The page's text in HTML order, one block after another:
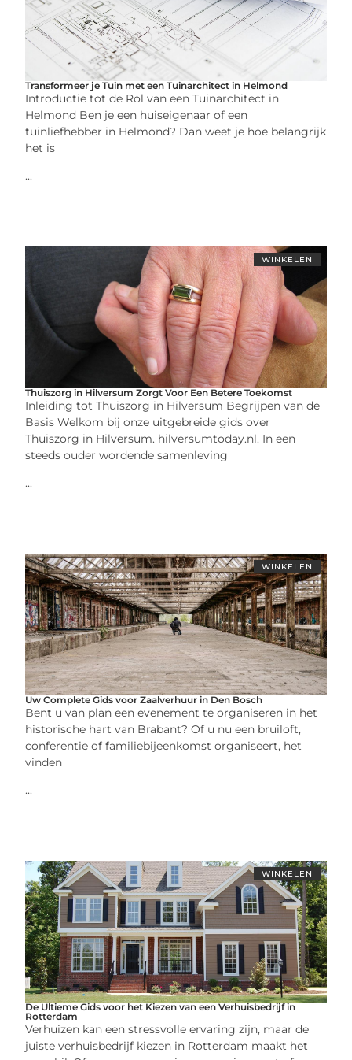
Transformeer je Tuin met een Tuinarchitect in Helmond
Introductie tot de Rol van een Tuinarchitect in
Helmond Ben je een huiseigenaar of een
tuinliefhebber in Helmond? Dan weet je hoe belangrijk
het is
...
WINKELEN
Thuiszorg in Hilversum Zorgt Voor Een Betere Toekomst
Inleiding tot Thuiszorg in Hilversum Begrijpen van de
Basis Welkom bij onze uitgebreide gids over
Thuiszorg in Hilversum. hilversumtoday.nl. In een
steeds ouder wordende samenleving
...
WINKELEN
Uw Complete Gids voor Zaalverhuur in Den Bosch
Bent u van plan een evenement te organiseren in het
historische hart van Brabant? Of u nu een bruiloft,
conferentie of familiebijeenkomst organiseert, het
vinden
...
WINKELEN
De Ultieme Gids voor het Kiezen van een Verhuisbedrijf in
Rotterdam
Verhuizen kan een stressvolle ervaring zijn, maar de
juiste verhuisbedrijf kiezen in Rotterdam maakt het